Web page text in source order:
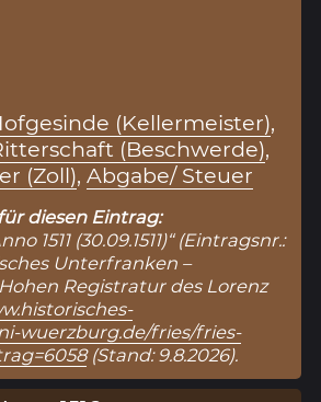
(Kellermeister),
(Beschwerde),
(Zoll),Abgabe/ Steuer
diesen Eintrag:
1511 (30.09.1511)“ (Eintragsnr.:
Unterfranken –
Registratur des Lorenz
wuerzburg.de/fries/fries-
(Stand: 9.8.2026).